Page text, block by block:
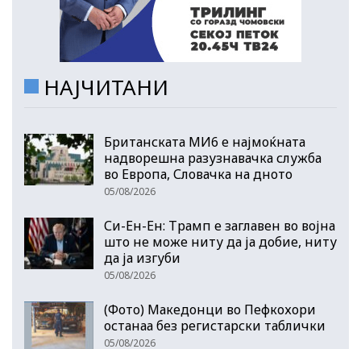
НАЈЧИТАНИ
Британската МИ6 е најмоќната
надворешна разузнавачка служба
во Европа, Словачка на дното
05/08/2026
Си-Ен-Ен: Трамп е заглавен во војна
што не може ниту да ја добие, ниту
да ја изгуби
05/08/2026
(Фото) Македонци во Пефкохори
останаа без регистарски таблички
05/08/2026